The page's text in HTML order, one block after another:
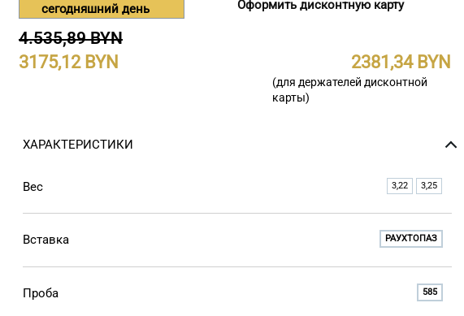
сегодняшний день
Оформить дисконтную карту
4.535,89 BYN
3175,12 2381,34
(для держателей дисконтной
карты)
ХАРАКТЕРИСТИКИ
Вес 3,22 3,25
Вставка РАУХТОПАЗ
Проба 585